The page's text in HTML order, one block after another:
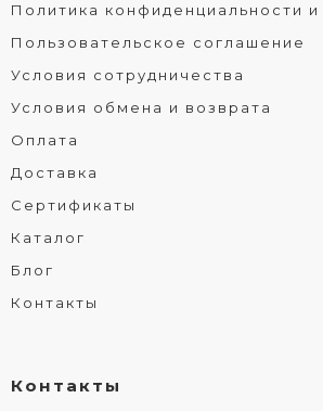
Политика конфиденциальности
Пользовательское соглашение
Условия сотрудничества
Условия обмена и возврата
Оплата
Доставка
Сертификаты
Каталог
Блог
Контакты
Контакты